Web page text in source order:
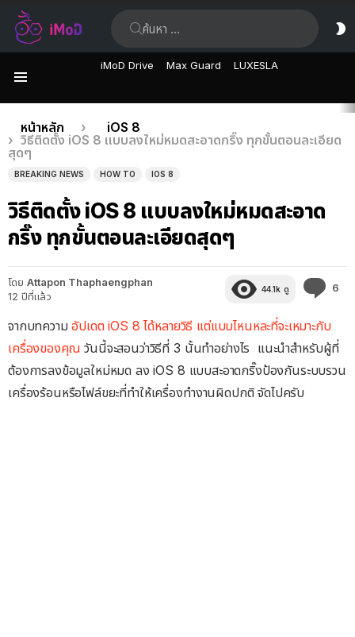
iMoD Drive Max Guard LUXESLA
เรื่อง
ล่าสุด
คุณอยู่ที่นี่:
หน้าหลัก
iOS 8
วิธีติดตั้ง iOS 8 แบบลงใหม่หมดสะอาดกริ๊ง ทุกขั้นตอนละเอียด
สุดๆ
BREAKING NEWS HOW TO IOS 8
วิธีติดตั้ง iOS 8 แบบลงใหม่หมดสะอาด
กริ๊ง ทุกขั้นตอนละเอียดสุดๆ
โดย Attapon Thaphaengphan
12 ปีที่แล้ว
44.1k ดู 6
จากบทความอัปเดต iOS 8 ได้หลายวิธี แต่แบบไหนหละที่จะเหมาะกับ
เครื่องของคุณ วันนี้จะสอนว่าวิธีที่ 3 นั้นทำอย่างไร แนะนำสำหรับผู้ที่
ต้องการลงข้อมูลใหม่หมด ลง iOS 8 แบบสะอาดกริ๊งป้องกันระบบรวน
เครื่องร้อนหรือไฟล์ขยะที่ทำให้เครื่องทำงานผิดปกติ จัดไปครับ